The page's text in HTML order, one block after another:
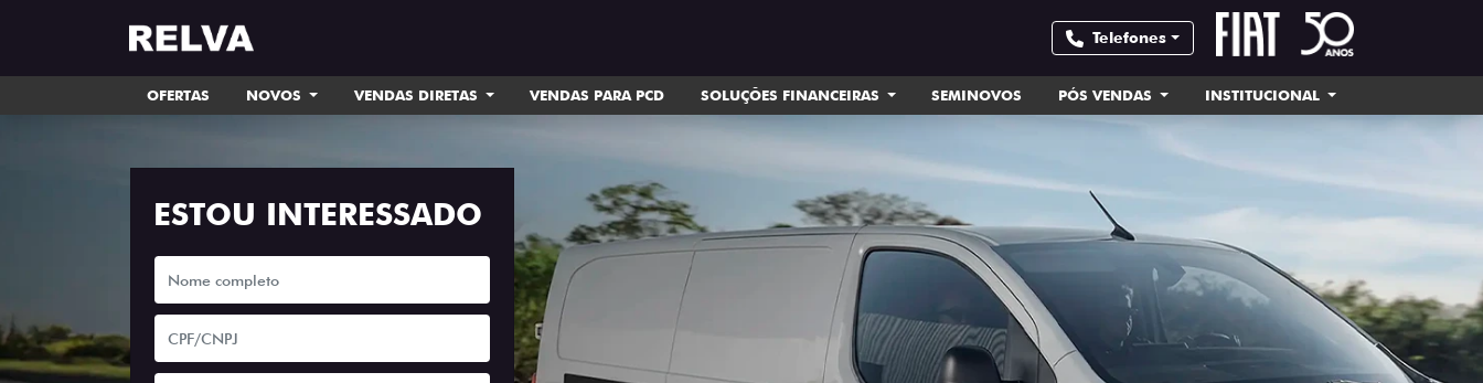
Telefones
OFERTAS NOVOS VENDAS DIRETAS VENDAS PARA PCD SOLUÇÕES FINANCEIRAS SEMINOVOS PÓS VENDAS INSTITUCIONAL
ESTOU INTERESSADO